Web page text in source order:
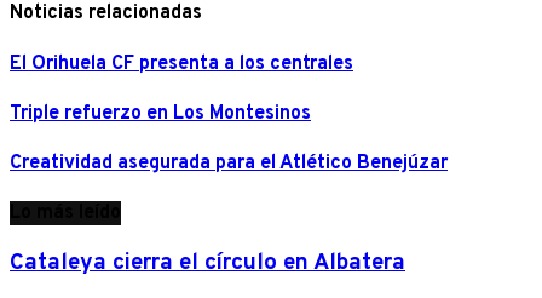
Noticias relacionadas
El Orihuela CF presenta a los centrales
Triple refuerzo en Los Montesinos
Creatividad asegurada para el Atlético Benejúzar
Cataleya cierra el círculo en Albatera